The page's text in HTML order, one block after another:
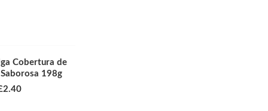
Cobertura de
198g
2.40